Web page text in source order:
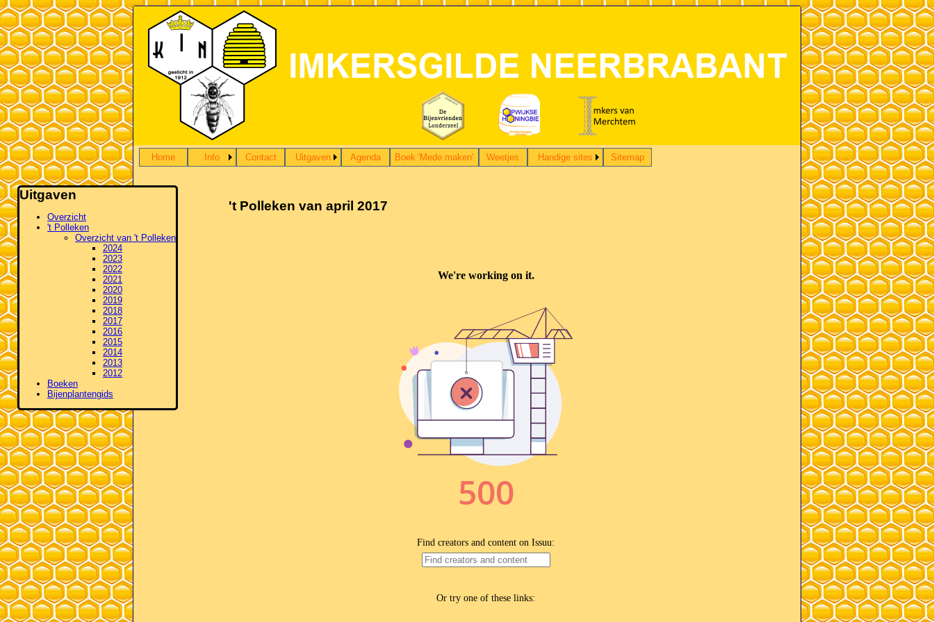
Home Info Contact Uitgaven Agenda Boek 'Mede maken' Weetjes Handige sites Sitemap
Uitgaven
Overzicht
't Polleken
Overzicht van 't Polleken
2024
2023
2022
2021
2020
2019
2018
2017
2016
2015
2014
2013
2012
Boeken
Bijenplantengids
't Polleken van april 2017